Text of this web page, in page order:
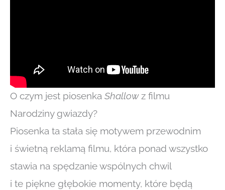
O czym jest piosenka Shallowz filmu
Narodziny gwiazdy?
Piosenka ta stała się motywem przewodnim
i świetną reklamą filmu, która ponad wszystko
stawia na spędzanie wspólnych chwil
i te piękne głębokie momenty, które będą